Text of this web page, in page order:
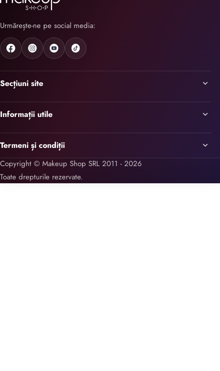
Urmărește-ne pe social media:
Secțiuni site
Informații utile
Termeni și condiții
Copyright © Makeup Shop SRL 2011 - 2026
Toate drepturile rezervate.